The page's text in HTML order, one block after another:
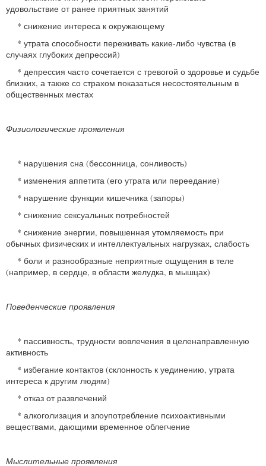
удовольствие от ранее приятных занятий
* снижение интереса к окружающему
* утрата способности переживать какие-либо чувства (в
случаях глубоких депрессий)
* депрессия часто сочетается с тревогой о здоровье и судьбе
близких, а также со страхом показаться несостоятельным в
общественных местах
Физиологические проявления
* нарушения сна (бессонница, сонливость)
* изменения аппетита (его утрата или переедание)
* нарушение функции кишечника (запоры)
* снижение сексуальных потребностей
* снижение энергии, повышенная утомляемость при
обычных физических и интеллектуальных нагрузках, слабость
* боли и разнообразные неприятные ощущения в теле
(например, в сердце, в области желудка, в мышцах)
Поведенческие проявления
* пассивность, трудности вовлечения в целенаправленную
активность
* избегание контактов (склонность к уединению, утрата
интереса к другим людям)
* отказ от развлечений
* алкоголизация и злоупотребление психоактивными
веществами, дающими временное облегчение
Мыслительные проявления